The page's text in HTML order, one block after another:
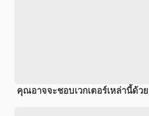
คุณอาจจะชอบเวกเตอร์เหล่านี้ด้วย